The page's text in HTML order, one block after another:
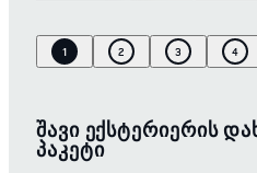
1 2 3 4
ᲨᲐᲕᲘ ᲔᲥᲡᲢᲔᲠᲘᲔᲠᲘᲡ
ᲞᲐᲙᲔᲢᲘ